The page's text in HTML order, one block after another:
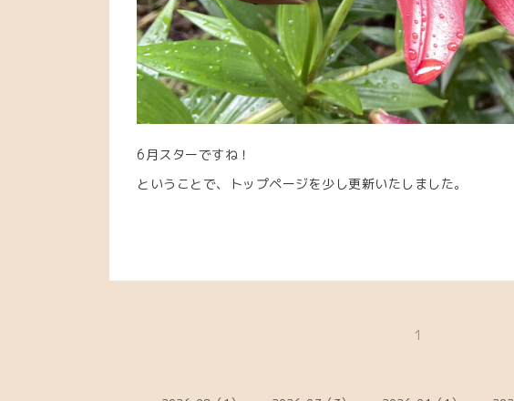
6月スターですね！
ということで、トップページを少し更新いたしました。
1